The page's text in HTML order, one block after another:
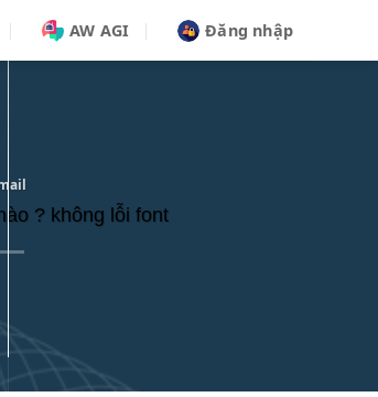
AW AGI Đăng nhập
? không lỗi font